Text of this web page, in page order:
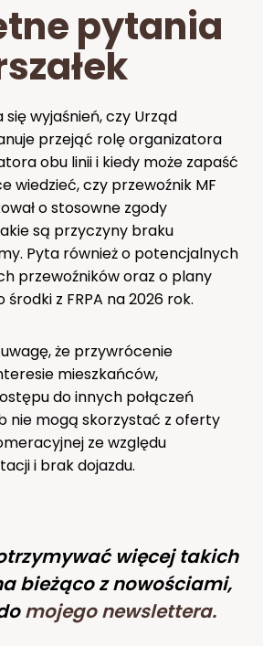
pytania
wyjaśnień, czy Urząd
przejąć rolę organizatora
obu linii i kiedy może zapaść
wiedzieć, czy przewoźnik MF
o stosowne zgody
są przyczyny braku
Pyta również o potencjalnych
przewoźników oraz o plany
środki z FRPA na 2026 rok.
że przywrócenie
mieszkańców,
do innych połączeń
nie mogą skorzystać z oferty
ze względu
i brak dojazdu.
więcej takich
bieżąco z nowościami,
mojego newslettera.